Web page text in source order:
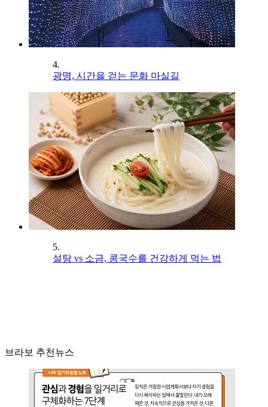
4.
광명, 시간을 걷는 문화 마실길
5.
설탕 vs 소금, 콩국수를 건강하게 먹는 법
브라보 추천뉴스